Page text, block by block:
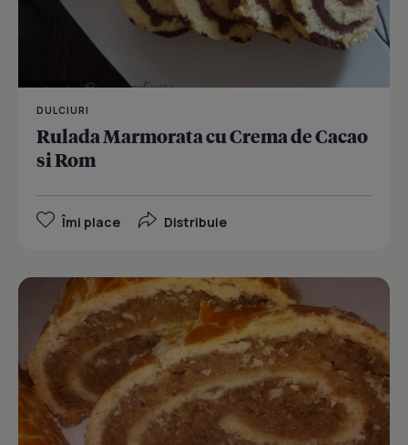
DULCIURI
Rulada Marmorata cu Crema de Cacao
si Rom
Îmi place Distribuie